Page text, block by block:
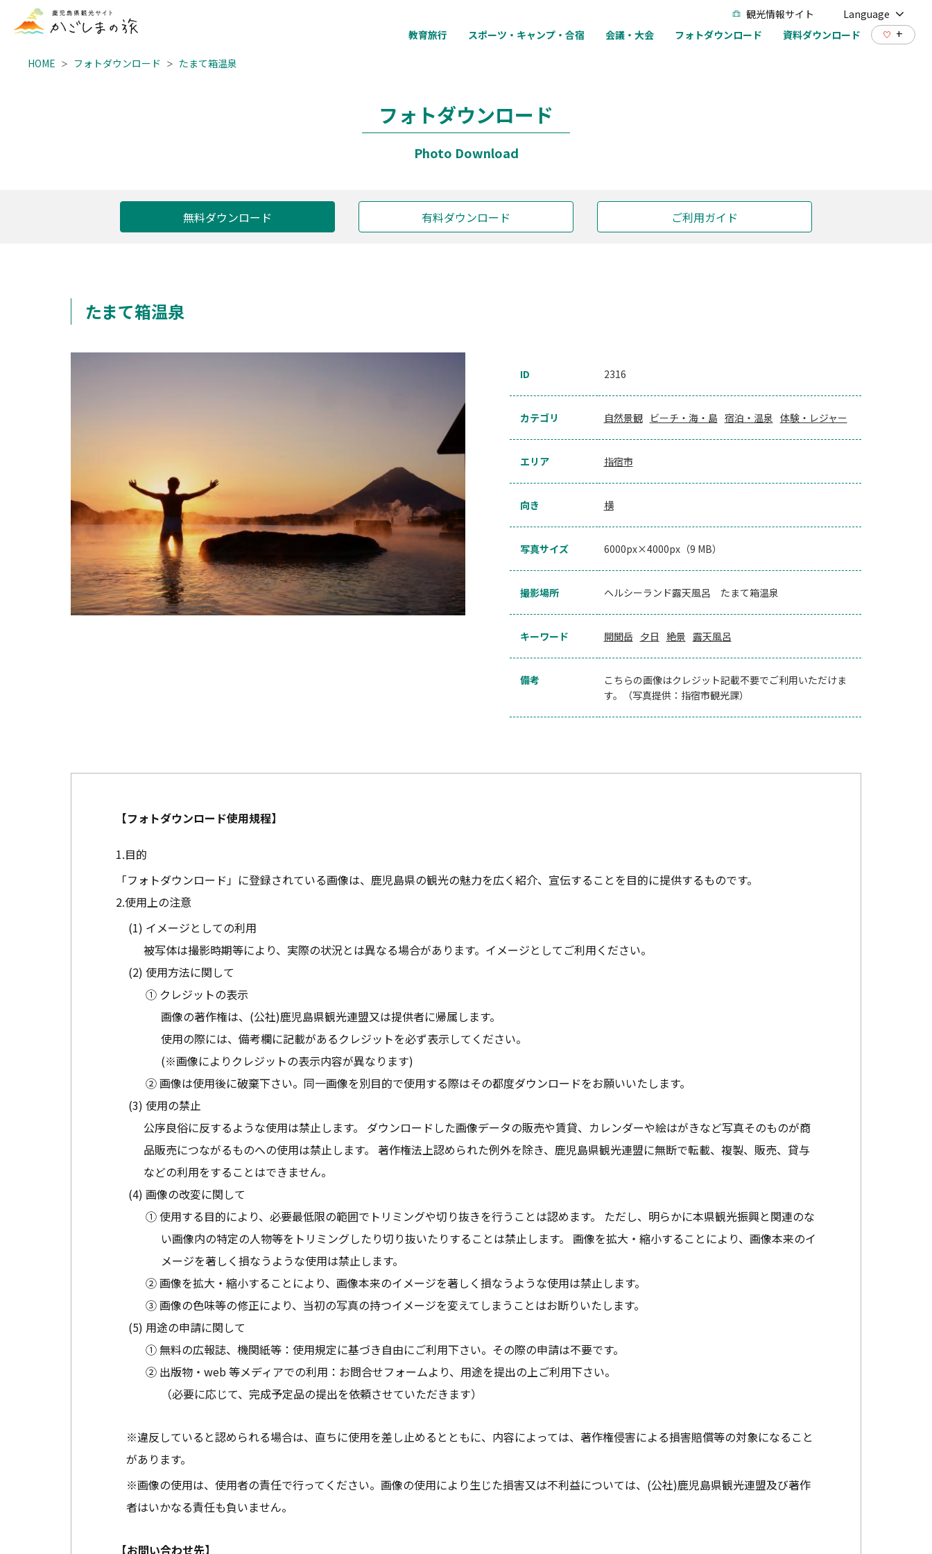
観光情報サイト
Language
教育旅行
スポーツ・キャンプ・合宿 会議・大会 フォトダウンロード 資料ダウンロード +
HOME フォトダウンロード たまて箱温泉
フォトダウンロード
Photo Download
無料ダウンロード 有料ダウンロード ご利用ガイド
たまて箱温泉
ID 2316
カテゴリ 自然景観 ビーチ・海・島 宿泊・温泉 体験・レジャー
エリア 指宿市
向き 横
写真サイズ 6000px×4000px（9 MB）
撮影場所 ヘルシーランド露天風呂 たまて箱温泉
キーワード 開聞岳 夕日 絶景 露天風呂
備考
こちらの画像はクレジット記載不要でご利用いただけま
す。（写真提供：指宿市観光課）
【フォトダウンロード使用規程】
目的
「フォトダウンロード」に登録されている画像は、鹿児島県の観光の魅力を広く紹介、宣伝することを目的に提供するものです。
使用上の注意
イメージとしての利用
被写体は撮影時期等により、実際の状況とは異なる場合があります。イメージとしてご利用ください。
使用方法に関して
① クレジットの表示
画像の著作権は、(公社)鹿児島県観光連盟又は提供者に帰属します。
使用の際には、備考欄に記載があるクレジットを必ず表示してください。
(※画像によりクレジットの表示内容が異なります)
② 画像は使用後に破棄下さい。同一画像を別目的で使用する際はその都度ダウンロードをお願いいたします。
使用の禁止
公序良俗に反するような使用は禁止します。 ダウンロードした画像データの販売や賃貸、カレンダーや絵はがきなど写真そのものが商
品販売につながるものへの使用は禁止します。 著作権法上認められた例外を除き、鹿児島県観光連盟に無断で転載、複製、販売、貸与
などの利用をすることはできません。
画像の改変に関して
① 使用する目的により、必要最低限の範囲でトリミングや切り抜きを行うことは認めます。 ただし、明らかに本県観光振興と関連のな
い画像内の特定の人物等をトリミングしたり切り抜いたりすることは禁止します。 画像を拡大・縮小することにより、画像本来のイ
メージを著しく損なうような使用は禁止します。
② 画像を拡大・縮小することにより、画像本来のイメージを著しく損なうような使用は禁止します。
③ 画像の色味等の修正により、当初の写真の持つイメージを変えてしまうことはお断りいたします。
用途の申請に関して
① 無料の広報誌、機関紙等：使用規定に基づき自由にご利用下さい。その際の申請は不要です。
② 出版物・web 等メディアでの利用：お問合せフォームより、用途を提出の上ご利用下さい。
（必要に応じて、完成予定品の提出を依頼させていただきます）
※違反していると認められる場合は、直ちに使用を差し止めるとともに、内容によっては、著作権侵害による損害賠償等の対象になること
があります。
※画像の使用は、使用者の責任で行ってください。画像の使用により生じた損害又は不利益については、(公社)鹿児島県観光連盟及び著作
者はいかなる責任も負いません。
【お問い合わせ先】